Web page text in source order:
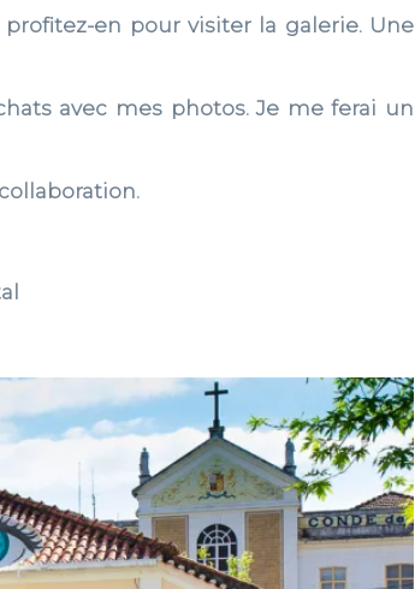
en pour visiter la galerie. Une
avec mes photos. Je me ferai un